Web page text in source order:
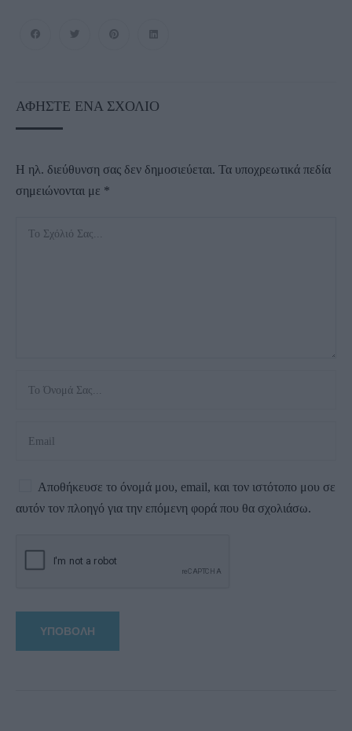
ΑΦΉΣΤΕ ΈΝΑ ΣΧΌΛΙΟ
Η ηλ. διεύθυνση σας δεν δημοσιεύεται. Τα υποχρεωτικά πεδία
σημειώνονται με *
Αποθήκευσε το όνομά μου, email, και τον ιστότοπο μου σε
αυτόν τον πλοηγό για την επόμενη φορά που θα σχολιάσω.